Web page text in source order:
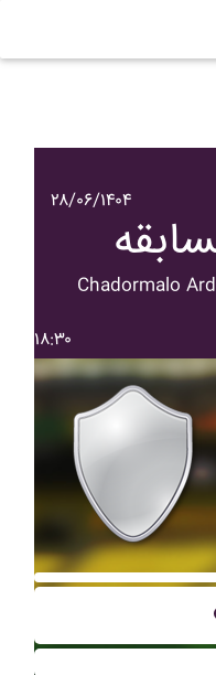
۲۸/۰۶/۱۴۰۴
Chadormalo
۱۸:۳۰